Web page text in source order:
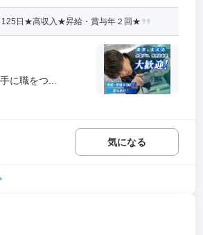
125日★高収入★昇給・賞与年２回★
に職をつ...
気になる